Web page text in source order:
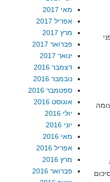
מאי 2017
אפריל 2017
מרץ 2017
פברואר 2017
ינואר 2017
דצמבר 2016
נובמבר 2016
ספטמבר 2016
אוגוסט 2016
יולי 2016
יוני 2016
מאי 2016
אפריל 2016
מרץ 2016
פברואר 2016